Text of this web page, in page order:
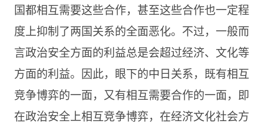
国都相互需要这些合作，甚至这些合作也一定程
度上抑制了两国关系的全面恶化。不过，一般而
言政治安全方面的利益总是会超过经济、文化等
方面的利益。因此，眼下的中日关系，既有相互
竞争博弈的一面，又有相互需要合作的一面，即
在政治安全上相互竞争博弈，在经济文化社会方